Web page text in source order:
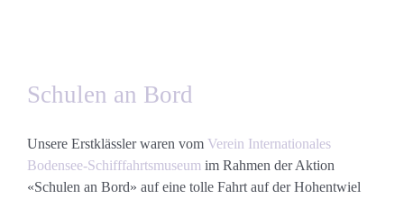
Schulen an Bord
Unsere Erstklässler waren vom Verein Internationales
Bodensee-Schifffahrtsmuseum im Rahmen der Aktion
«Schulen an Bord» auf eine tolle Fahrt auf der Hohentwiel